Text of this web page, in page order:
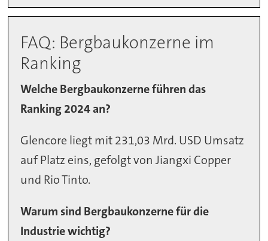
FAQ: Bergbaukonzerne im
Ranking
Welche Bergbaukonzerne führen das
Ranking 2024 an?
Glencore liegt mit 231,03 Mrd. USD Umsatz
auf Platz eins, gefolgt von Jiangxi Copper
und Rio Tinto.
Warum sind Bergbaukonzerne für die
Industrie wichtig?